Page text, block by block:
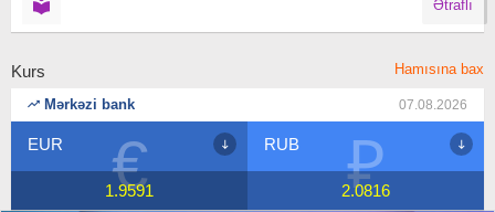
Ətraflı
Kurs Hamısına bax
Mərkəzi bank 07.08.2026
₽
RUB
2.0816 $
USD
1.7